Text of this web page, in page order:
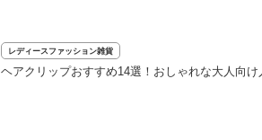
レディースファッション雑貨
ヘアクリップおすすめ14選！おしゃれな大人向